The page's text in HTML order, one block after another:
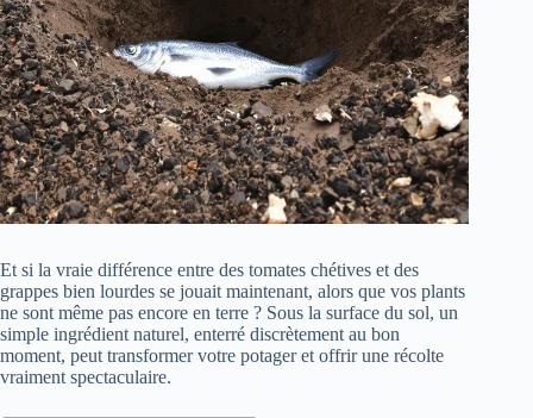
Et si la vraie différence entre des tomates chétives et des
grappes bien lourdes se jouait maintenant, alors que vos plants
ne sont même pas encore en terre ? Sous la surface du sol, un
simple ingrédient naturel, enterré discrètement au bon
moment, peut transformer votre potager et offrir une récolte
vraiment spectaculaire.